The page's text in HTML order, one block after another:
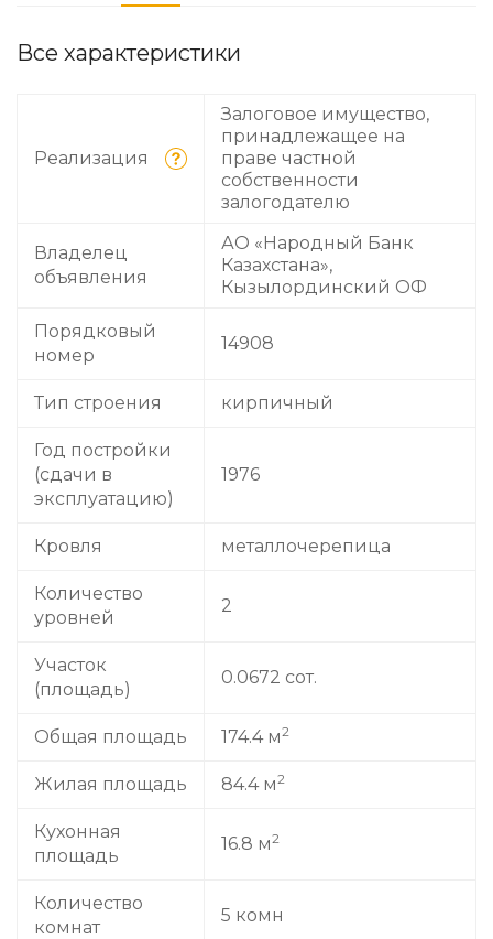
Все характеристики
Реализация
Залоговое имущество,
принадлежащее на
праве частной
собственности
залогодателю
Владелец
объявления
АО «Народный Банк
Казахстана»,
Кызылординский ОФ
Порядковый
номер
14908
Тип строения кирпичный
Год постройки
(сдачи в
эксплуатацию)
1976
Кровля металлочерепица
Количество
уровней
2
Участок
(площадь)
0.0672 сот.
Общая площадь 174.4 м2
Жилая площадь 84.4 м2
Кухонная
площадь
16.8 м2
Количество
комнат
5 комн